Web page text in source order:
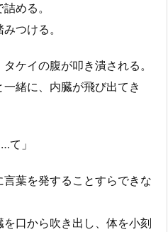
める。
つける。
ケイの腹が叩き潰される。
緒に、内臓が飛び出てき
」
葉を発することすらできな
口から吹き出し、体を小刻